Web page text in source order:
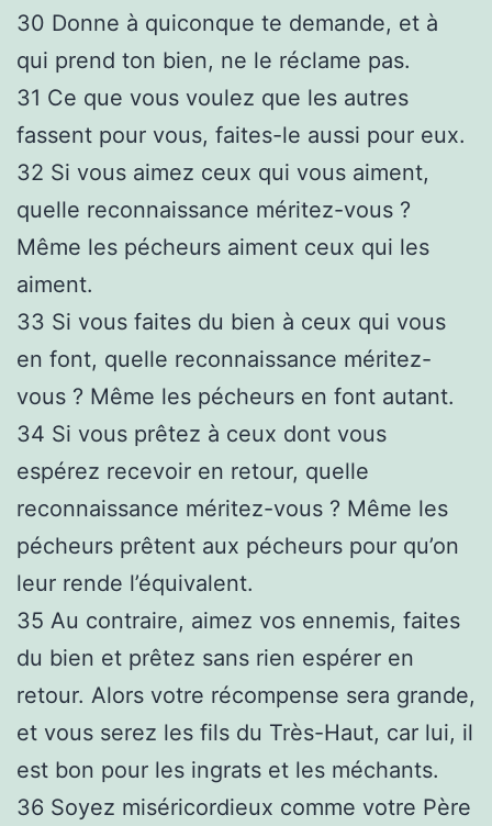
30 Donne à quiconque te demande, et à
qui prend ton bien, ne le réclame pas.
31 Ce que vous voulez que les autres
fassent pour vous, faites-le aussi pour eux.
32 Si vous aimez ceux qui vous aiment,
quelle reconnaissance méritez-vous ?
Même les pécheurs aiment ceux qui les
aiment.
33 Si vous faites du bien à ceux qui vous
en font, quelle reconnaissance méritez-
vous ? Même les pécheurs en font autant.
34 Si vous prêtez à ceux dont vous
espérez recevoir en retour, quelle
reconnaissance méritez-vous ? Même les
pécheurs prêtent aux pécheurs pour qu’on
leur rende l’équivalent.
35 Au contraire, aimez vos ennemis, faites
du bien et prêtez sans rien espérer en
retour. Alors votre récompense sera grande,
et vous serez les fils du Très-Haut, car lui, il
est bon pour les ingrats et les méchants.
36 Soyez miséricordieux comme votre Père